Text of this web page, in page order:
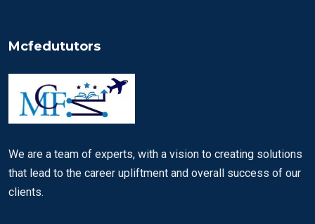
Mcfedututors
We are a team of experts, with a vision to creating solutions
that lead to the career upliftment and overall success of our
clients.